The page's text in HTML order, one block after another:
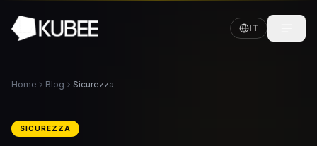
IT
Home Blog Sicurezza
SICUREZZA